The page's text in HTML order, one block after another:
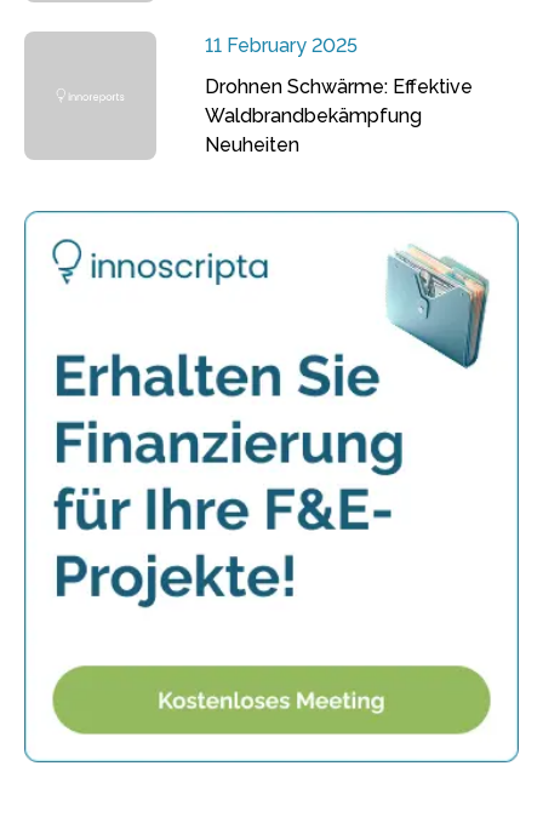
11 February 2025
Drohnen Schwärme: Effektive
Waldbrandbekämpfung
Neuheiten